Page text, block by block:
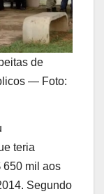
de
— Foto:
teria
650 mil aos
Segundo